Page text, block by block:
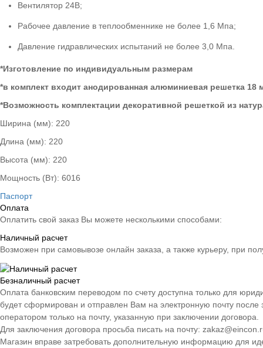
Вентилятор 24В;
Рабочее давление в теплообменнике не более 1,6 Мпа;
Давление гидравлических испытаний не более 3,0 Мпа.
*Изготовление по индивидуальным размерам
*в комплект входит анодированная алюминиевая решетка 18
*Возможность комплектации декоративной решеткой из
Ширина (мм): 220
Длина (мм): 220
Высота (мм): 220
Мощность (Вт): 6016
Паспорт
Оплата
Оплатить свой заказ Вы можете несколькими способами:
Наличный расчет
Возможен при самовывозе онлайн заказа, а также курьеру, при
Безналичный расчет
Оплата банковским переводом по счету доступна только для
будет сформирован и отправлен Вам на электронную почту
оператором только на почту, указанную при заключении договора.
Для заключения договора просьба писать на почту:
Магазин вправе затребовать дополнительную информацию для